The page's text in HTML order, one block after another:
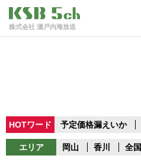
株式会社 瀬戸内海放送
HOTワード 予定価格漏えいか
エリア 岡山 香川 全国